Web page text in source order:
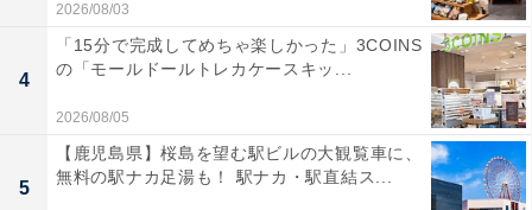
2026/08/03
4
「15分で完成してめちゃ楽しかった」3COINS
の「モールドールトレカケースキッ...
2026/08/05
5
【鹿児島県】桜島を望む駅ビルの大観覧車に、
無料の駅ナカ足湯も！ 駅ナカ・駅直結ス...